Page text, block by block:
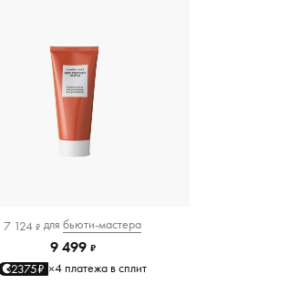
7 124 ₽ для бьюти-мастера
9 499 ₽
2375₽ ×4 платежа в сплит